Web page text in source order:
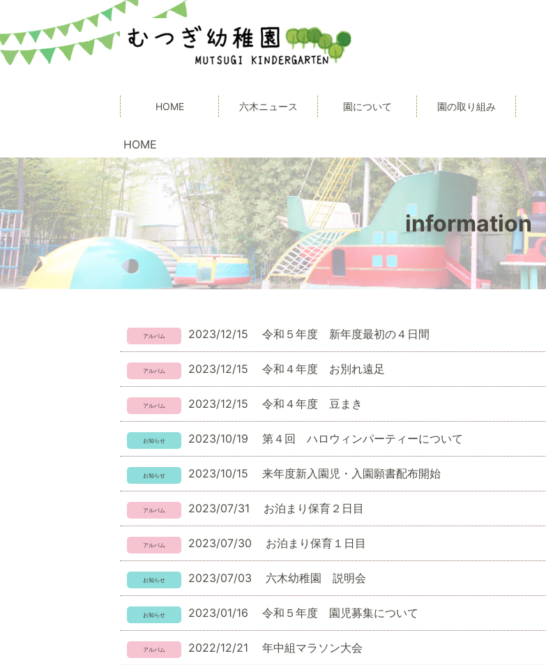
HOME 六木ニュース 園について 園の取り組み
HOME
information
2023/12/15 令和５年度 新年度最初の４日間
2023/12/15 令和４年度 お別れ遠足
2023/12/15 令和４年度 豆まき
2023/10/19 第４回 ハロウィンパーティーについて
2023/10/15 来年度新入園児・入園願書配布開始
2023/07/31 お泊まり保育２日目
2023/07/30 お泊まり保育１日目
2023/07/03 六木幼稚園 説明会
2023/01/16 令和５年度 園児募集について
2022/12/21 年中組マラソン大会